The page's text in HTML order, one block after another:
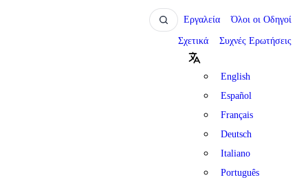
Εργαλεία Όλοι οι Οδηγοί
Σχετικά Συχνές Ερωτήσεις
English
Español
Français
Deutsch
Italiano
Português